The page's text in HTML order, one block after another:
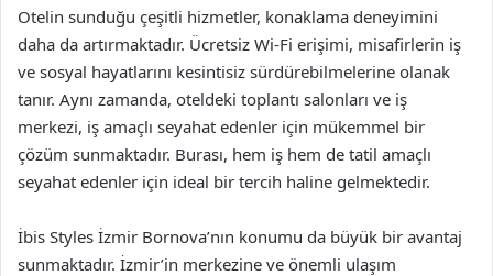
Otelin sunduğu çeşitli hizmetler, konaklama deneyimini
daha da artırmaktadır. Ücretsiz Wi-Fi erişimi, misafirlerin iş
ve sosyal hayatlarını kesintisiz sürdürebilmelerine olanak
tanır. Aynı zamanda, oteldeki toplantı salonları ve iş
merkezi, iş amaçlı seyahat edenler için mükemmel bir
çözüm sunmaktadır. Burası, hem iş hem de tatil amaçlı
seyahat edenler için ideal bir tercih haline gelmektedir.
İbis Styles İzmir Bornova’nın konumu da büyük bir avantaj
sunmaktadır. İzmir’in merkezine ve önemli ulaşım